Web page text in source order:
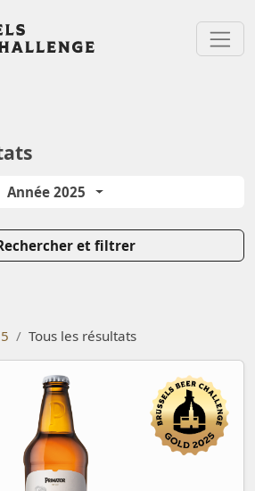
Bruxelles BeerMenu
Année 2025
et filtrer
Tous les résultats